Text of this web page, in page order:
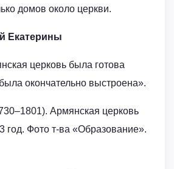
домов около церкви.
Екатерины
церковь была готова
окончательно выстроена».
Армянская церковь
год. Фото т-ва «Образование».